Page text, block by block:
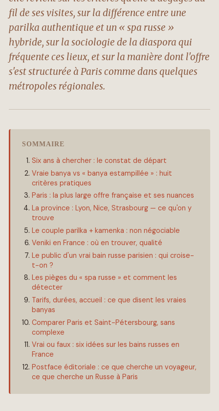
fil de ses visites, sur la différence entre une
parilka authentique et un « spa russe »
hybride, sur la sociologie de la diaspora qui
fréquente ces lieux, et sur la manière dont l'offre
s'est structurée à Paris comme dans quelques
métropoles régionales.
SOMMAIRE
Six ans à chercher : le constat de départ
Vraie banya vs « banya estampillée » : huit
critères pratiques
Paris : la plus large offre française et ses nuances
La province : Lyon, Nice, Strasbourg — ce qu'on y
trouve
Le couple parilka + kamenka : non négociable
Veniki en France : où en trouver, qualité
Le public d'un vrai bain russe parisien : qui croise-
t-on ?
Les pièges du « spa russe » et comment les
détecter
Tarifs, durées, accueil : ce que disent les vraies
banyas
Comparer Paris et Saint-Pétersbourg, sans
complexe
Vrai ou faux : six idées sur les bains russes en
France
Postface éditoriale : ce que cherche un voyageur,
ce que cherche un Russe à Paris